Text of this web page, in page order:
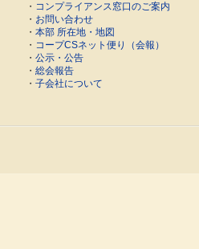
・ コンプライアンス窓口のご案内
・ お問い合わせ
・ 本部 所在地・地図
・ コープCSネット便り（会報）
・ 公示・公告
・ 総会報告
・ 子会社について